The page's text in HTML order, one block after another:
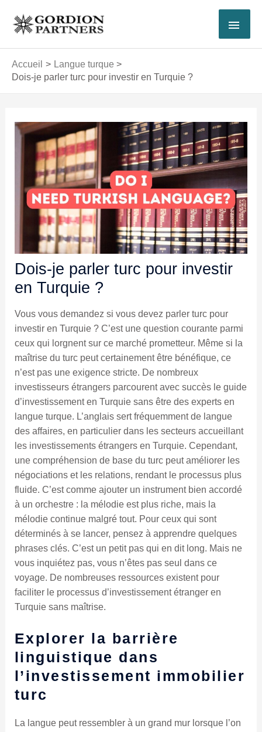
contenu
Accueil
Langue turque
Dois-je parler turc pour investir en Turquie ?
Dois-je parler turc pour investir
en Turquie ?
Vous vous demandez si vous devez parler turc pour
investir en Turquie ? C’est une question courante parmi
ceux qui lorgnent sur ce marché prometteur. Même si la
maîtrise du turc peut certainement être bénéfique, ce
n’est pas une exigence stricte. De nombreux
investisseurs étrangers parcourent avec succès le guide
d’investissement en Turquie sans être des experts en
langue turque. L’anglais sert fréquemment de langue
des affaires, en particulier dans les secteurs accueillant
les investissements étrangers en Turquie. Cependant,
une compréhension de base du turc peut améliorer les
négociations et les relations, rendant le processus plus
fluide. C’est comme ajouter un instrument bien accordé
à un orchestre : la mélodie est plus riche, mais la
mélodie continue malgré tout. Pour ceux qui sont
déterminés à se lancer, pensez à apprendre quelques
phrases clés. C’est un petit pas qui en dit long. Mais ne
vous inquiétez pas, vous n’êtes pas seul dans ce
voyage. De nombreuses ressources existent pour
faciliter le processus d’investissement étranger en
Turquie sans maîtrise.
Explorer la barrière
linguistique dans
l’investissement immobilier
turc
La langue peut ressembler à un grand mur lorsque l’on
articles